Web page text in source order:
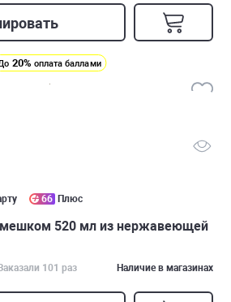
20% оплата баллами
66 Плюс
520 мл из нержавеющей
101 раз Наличие в магазинах